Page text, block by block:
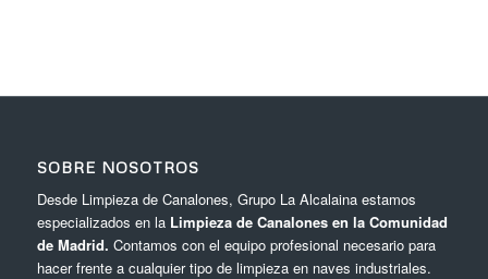
SOBRE NOSOTROS
Desde Limpieza de Canalones, Grupo La Alcalaina estamos
especializados en la Limpieza de Canalones en la Comunidad
de Madrid. Contamos con el equipo profesional necesario para
hacer frente a cualquier tipo de limpieza en naves industriales.